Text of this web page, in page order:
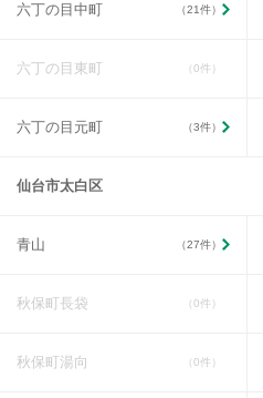
六丁の目中町 （21件）
六丁の目東町 （0件）
六丁の目元町 （3件）
仙台市太白区
青山 （27件）
秋保町長袋 （0件）
秋保町湯向 （0件）